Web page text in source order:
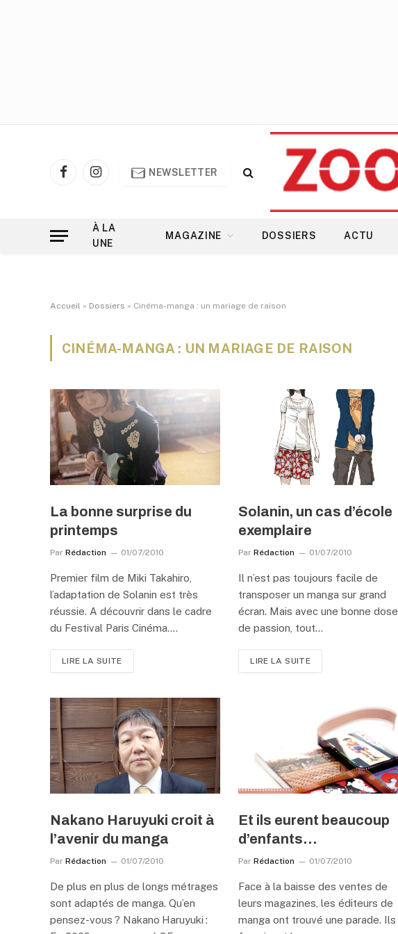
FacebookInstagram
NEWSLETTER
À LA
UNE
MAGAZINE DOSSIERS ACTU
Accueil » Dossiers » Cinéma-manga : un mariage de raison
CINÉMA-MANGA : UN MARIAGE DE RAISON
La bonne surprise du
printemps
Par Rédaction 01/07/2010
Premier film de Miki Takahiro,
l’adaptation de Solanin est très
réussie. A découvrir dans le cadre
du Festival Paris Cinéma.…
LIRE LA SUITE
Solanin, un cas d’école
exemplaire
Par Rédaction 01/07/2010
Il n’est pas toujours facile de
transposer un manga sur grand
écran. Mais avec une bonne dose
de passion, tout…
LIRE LA SUITE
Nakano Haruyuki croit à
l’avenir du manga
Par Rédaction 01/07/2010
De plus en plus de longs métrages
sont adaptés de manga. Qu’en
pensez-vous ? Nakano Haruyuki :
Et ils eurent beaucoup
d’enfants…
Par Rédaction 01/07/2010
Face à la baisse des ventes de
leurs magazines, les éditeurs de
manga ont trouvé une parade. Ils